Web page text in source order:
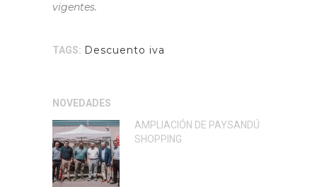
vigentes.
TAGS: Descuento iva
NOVEDADES
AMPLIACIÓN DE PAYSANDÚ
SHOPPING